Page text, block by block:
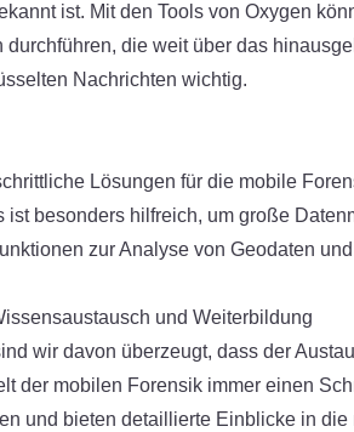
ist. Mit den Tools von Oxygen
durchführen, die weit über das
Nachrichten wichtig.
Lösungen für die mobile
ist besonders hilfreich, um große
zur Analyse von Geodaten
und Weiterbildung
wir davon überzeugt, dass der
der mobilen Forensik immer einen
und bieten detaillierte Einblicke in